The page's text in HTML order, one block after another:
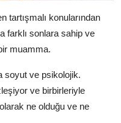
tartışmalı konularından
farklı sonlara sahip ve
muamma.
soyut ve psikolojik.
ve birbirleriyle
ne olduğu ve ne